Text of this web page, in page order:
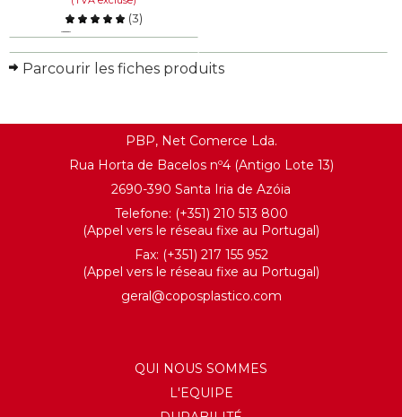
(3)
Comparer
EN SAVOIR PLUS
Parcourir les fiches produits
PBP, Net Comerce Lda.
Rua Horta de Bacelos nº4 (Antigo Lote 13)
2690-390 Santa Iria de Azóia
Telefone: (+351) 210 513 800
(Appel vers le réseau fixe au Portugal)
Fax: (+351) 217 155 952
(Appel vers le réseau fixe au Portugal)
geral@coposplastico.com
QUI NOUS SOMMES
L'EQUIPE